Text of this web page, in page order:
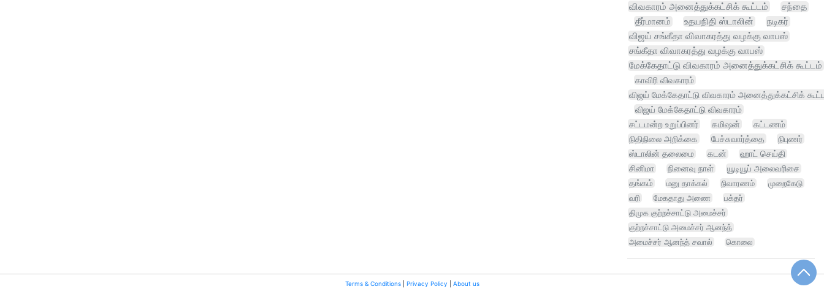
விவகாரம் அனைத்துக்கட்சிக் கூட்டம்
சந்தை
தீர்மானம்
உதயநிதி ஸ்டாலின்
நடிகர்
விஜய் சங்கீதா விவாகரத்து வழக்கு வாபஸ்
சங்கீதா விவாகரத்து வழக்கு வாபஸ்
மேக்கேதாட்டு விவகாரம் அனைத்துக்கட்சிக் கூட்டம்
காவிரி விவகாரம்
விஜய் மேக்கேதாட்டு விவகாரம் அனைத்துக்கட்சிக்
விஜய் மேக்கேதாட்டு விவகாரம்
சட்டமன்ற உறுப்பினர்
கமிஷன்
கட்டணம்
நிதிநிலை அறிக்கை
பேச்சுவார்த்தை நிபுணர்
ஸ்டாலின் தலைமை கடன்
ஹாட் செய்தி
சினிமா
நினைவு நாள்
யூடியூப் அலைவரிசை
தங்கம்
மனு தாக்கல் நிவாரணம்
முறைகேடு
வரி
மேகதாது அணை
பக்தர்
திமுக குற்றச்சாட்டு அமைச்சர்
குற்றச்சாட்டு அமைச்சர் ஆனந்த்
அமைச்சர் ஆனந்த் சவால்
கொலை
Terms & Conditions| Privacy Policy About us